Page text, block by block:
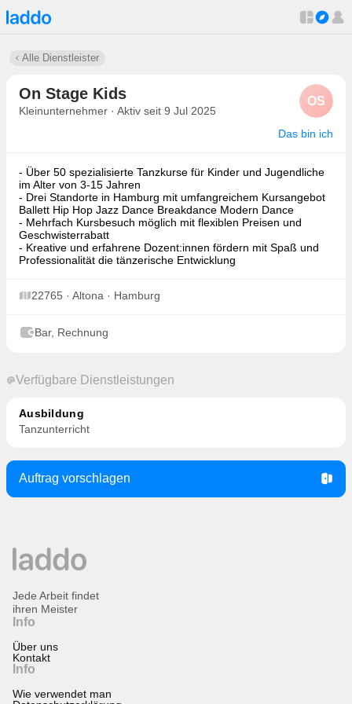
Alle Dienstleister
On Stage Kids
Kleinunternehmer · Aktiv seit 9 Jul 2025
OS
Das bin ich
- Über 50 spezialisierte Tanzkurse für Kinder und Jugendliche
im Alter von 3-15 Jahren
- Drei Standorte in Hamburg mit umfangreichem Kursangebot
Ballett Hip Hop Jazz Dance Breakdance Modern Dance
- Mehrfach Kursbesuch möglich mit flexiblen Preisen und
Geschwisterrabatt
- Kreative und erfahrene Dozent:innen fördern mit Spaß und
Professionalität die tänzerische Entwicklung
22765 · Altona · Hamburg
Bar, Rechnung
Verfügbare Dienstleistungen
Ausbildung
Tanzunterricht
Auftrag vorschlagen
Info
Über uns
Kontakt
Info
Wie verwendet man
Jede Arbeit findet
ihren Meister